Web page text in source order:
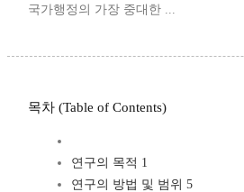
국가행정의 가장 중대한 ...
목차 (Table of Contents)
연구의 목적 1
연구의 방법 및 범위 5